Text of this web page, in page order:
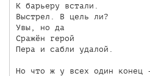
К барьеру встали.
Выстрел. В цель ли?
Увы, но да
Сражён герой
Пера и сабли удалой.
Но что ж у всех один конец